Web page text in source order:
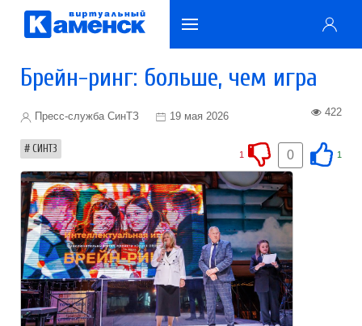
Брейн-ринг: больше, чем игра
Пресс-служба СинТЗ 19 мая 2026 422
СИНТЗ 1
0
1